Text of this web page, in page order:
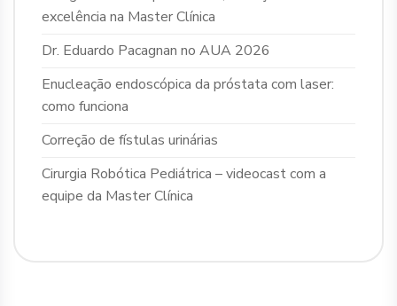
excelência na Master Clínica
Dr. Eduardo Pacagnan no AUA 2026
Enucleação endoscópica da próstata com laser:
como funciona
Correção de fístulas urinárias
Cirurgia Robótica Pediátrica – videocast com a
equipe da Master Clínica